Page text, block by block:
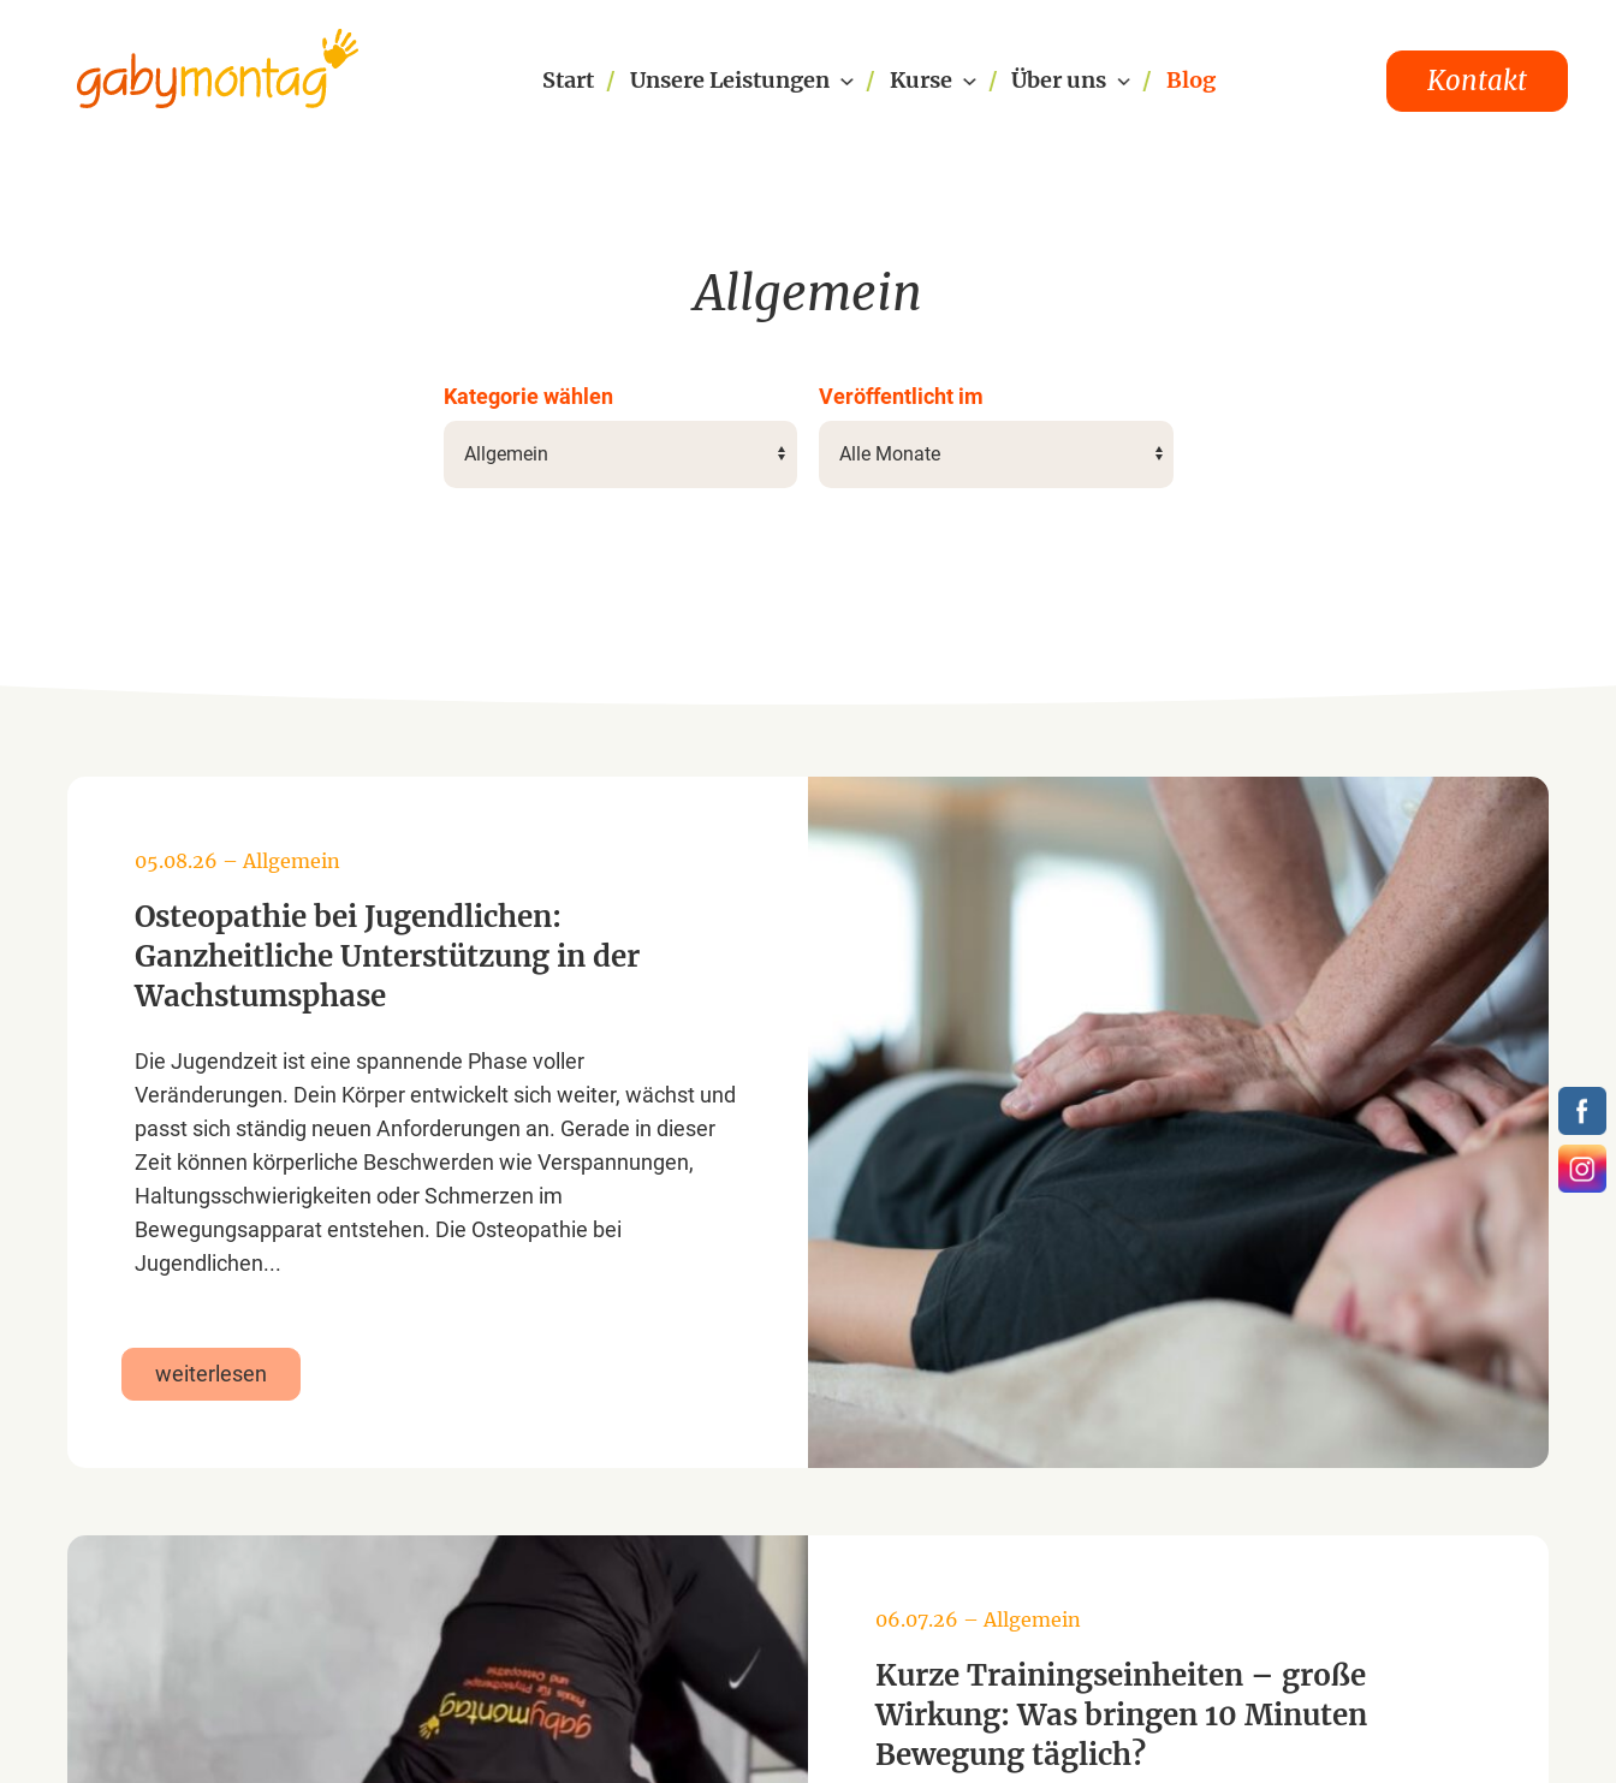
Start Unsere Leistungen Kurse Über uns Blog Kontakt
Allgemein
Kategorie wählen Veröffentlicht im
05.08.26 –Allgemein
Osteopathie bei Jugendlichen:
Ganzheitliche Unterstützung in der
Wachstumsphase
Die Jugendzeit ist eine spannende Phase voller
Veränderungen. Dein Körper entwickelt sich weiter, wächst und
passt sich ständig neuen Anforderungen an. Gerade in dieser
Zeit können körperliche Beschwerden wie Verspannungen,
Haltungsschwierigkeiten oder Schmerzen im
Bewegungsapparat entstehen. Die Osteopathie bei
Jugendlichen...
weiterlesen
06.07.26 –Allgemein
Kurze Trainingseinheiten – große
Wirkung: Was bringen 10 Minuten
Bewegung täglich?